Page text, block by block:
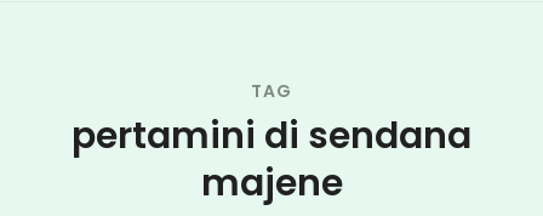
TAG
pertamini di sendana
majene